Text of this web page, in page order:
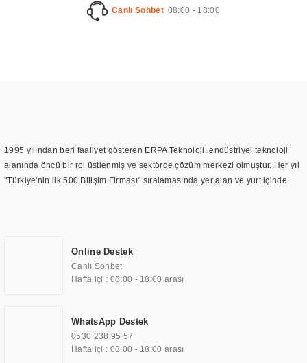
Canlı Sohbet 08:00 - 18:00
1995 yılından beri faaliyet gösteren ERPA Teknoloji, endüstriyel teknoloji
alanında öncü bir rol üstlenmiş ve sektörde çözüm merkezi olmuştur. Her yıl
"Türkiye'nin ilk 500 Bilişim Firması" sıralamasında yer alan ve yurt içinde
TOCHI markası altında kendi ürettiği ürünlerde kullanmıştır. Günümüzde
TOCHI; videowall, digital signage, kiosk, totem, akıllı durak ekranı, araç içi
ekran, asansör ekranı, digital menüboard, marin ekran, medikal ekran,
ekranları, endüstriyel ekranlar, kapı önü bilgi ekranları, panel PC,
endüstriyel Panel PC, mini PC, endüstriyel mini PC ve akıllı bina sistemleri
gibi çözümleri 4.5" ile 110” boyutları arasında üretebilirken, ayrıca standart
Online Destek
Canlı Sohbet
Hafta içi : 08:00 - 18:00 arası
WhatsApp Destek
0530 238 95 57
Hafta içi : 08:00 - 18:00 arası